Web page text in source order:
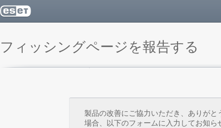
フィッシングページを報告する
製品の改善にご協力いただき、ありが
場合、以下のフォームに入力してお知ら